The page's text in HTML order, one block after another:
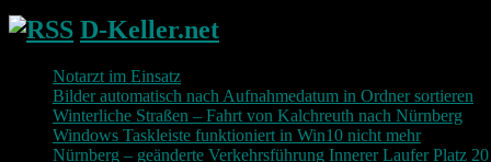
D-Keller.net
Notarzt im Einsatz
Bilder automatisch nach Aufnahmedatum in Ordner sortieren
Winterliche Straßen – Fahrt von Kalchreuth nach Nürnberg
Windows Taskleiste funktioniert in Win10 nicht mehr
Nürnberg – geänderte Verkehrsführung Innerer Laufer Platz